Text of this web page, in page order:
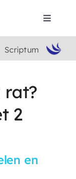
Toggle
Scriptum
rat?
2
en